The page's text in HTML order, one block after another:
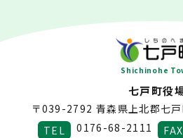
Shichinohe
七戸町役
〒039-2792 青森県上北郡七
TEL
0176-68-2111 FAX